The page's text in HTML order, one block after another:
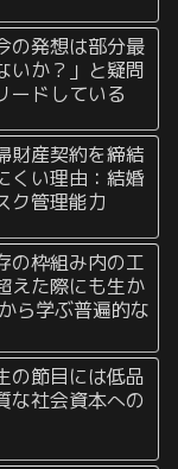
の発想は部分最
いか？」と疑問
ードしている
財産契約を締結
くい理由：結婚
ク管理能力
の枠組み内の工
えた際にも生か
ら学ぶ普遍的な
の節目には低品
社会資本への